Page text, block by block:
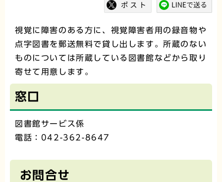
視覚に障害のある方に、視覚障害者用の録音物や
点字図書を郵送無料で貸し出します。所蔵のない
ものについては所蔵している図書館などから取り
寄せて用意します。
窓口
図書館サービス係
電話：042-362-8647
お問合せ